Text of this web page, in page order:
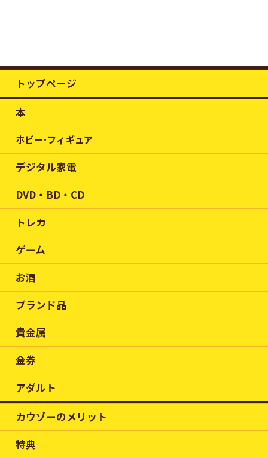
トップページ
本
ホビー･フィギュア
デジタル家電
DVD・BD・CD
トレカ
ゲーム
お酒
ブランド品
貴金属
金券
アダルト
カウゾーのメリット
特典